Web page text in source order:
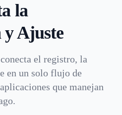
la
Ajuste
el registro, la
en un solo flujo de
que manejan